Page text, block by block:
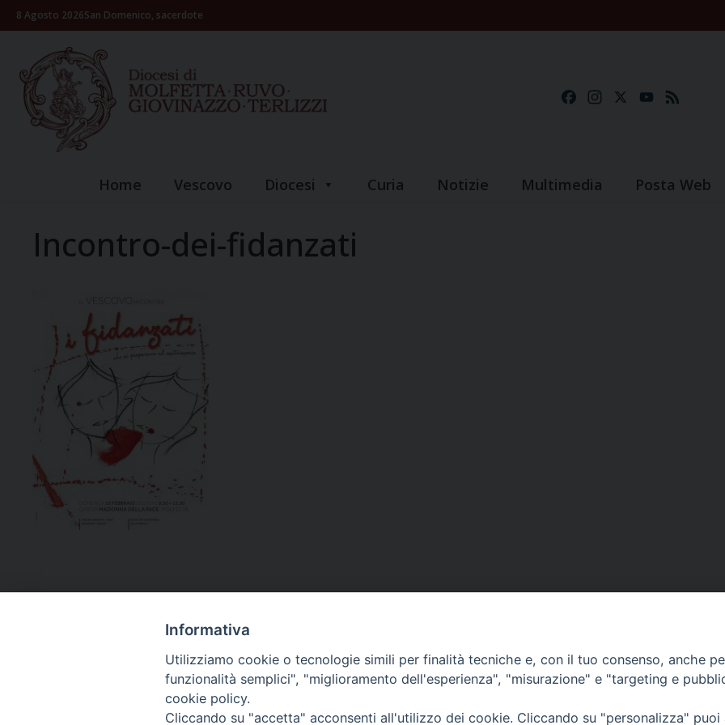
Skip8 Agosto 2026San Domenico, sacerdote
FacebookInstagramYouTube
Home Vescovo Diocesi Curia Notizie Multimedia Posta Web
Incontro-dei-fidanzati
Ufficio Comunicazioni sociali
Informativa
Utilizziamo cookie o tecnologie simili per finalità tecniche e, con il tuo consenso, anche
funzionalità semplici", "miglioramento dell'esperienza", "misurazione" e "targeting e
cookie policy.
Cliccando su "accetta" acconsenti all'utilizzo dei cookie. Cliccando su "personalizza"